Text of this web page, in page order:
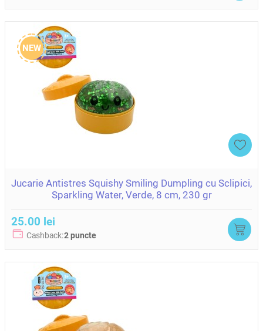
NEW
Jucarie Antistres Squishy Smiling Dumpling cu Sclipici,
Sparkling Water, Verde, 8 cm, 230 gr
25.00 lei
Cashback:2 puncte